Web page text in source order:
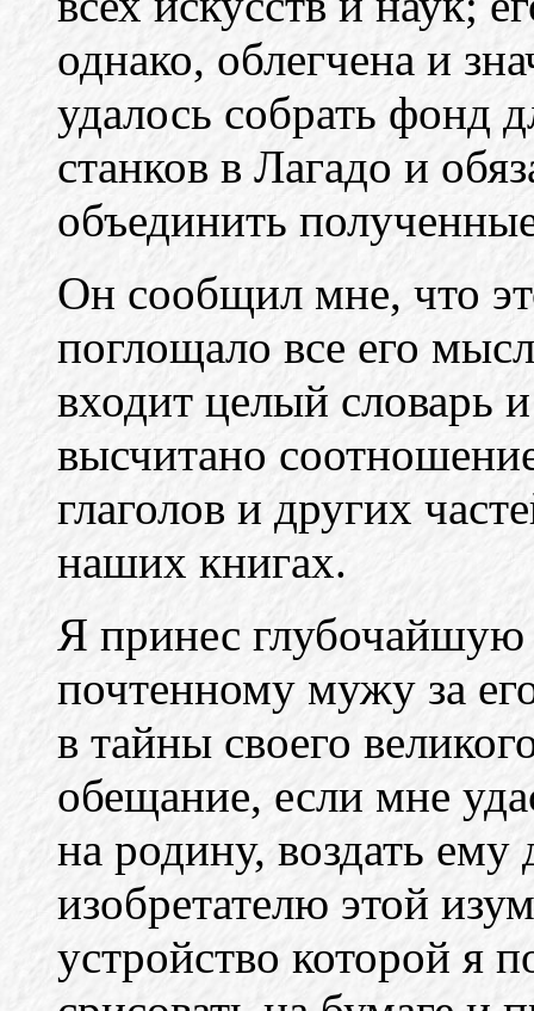
однако, облегчена и
удалось собрать фонд
станков в Лагадо и
объединить
Он сообщил мне, что
поглощало все его
входит целый словарь
высчитано
глаголов и других
наших книгах.
Я принес глубочайшую
почтенному мужу за
в тайны своего
обещание, если мне
на родину, воздать
изобретателю этой
устройство которой я